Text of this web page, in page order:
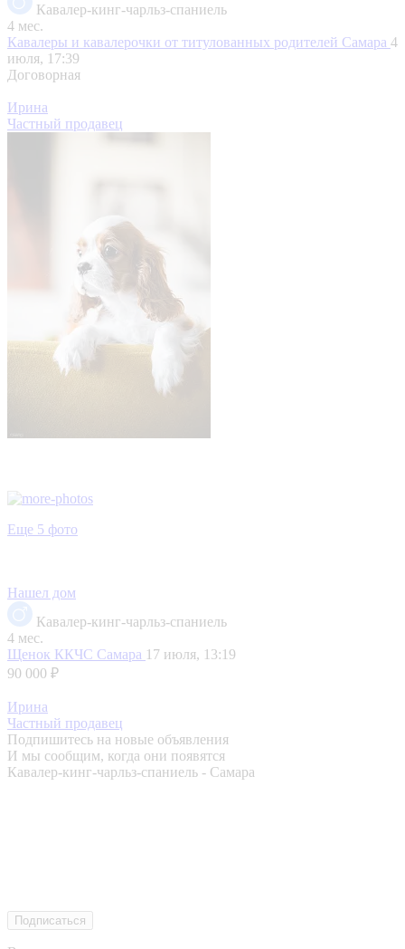
Кавалер-кинг-чарльз-спаниель
4 мес.
Кавалеры и кавалерочки от титулованных родителей Самара 4
июля, 17:39
Договорная
Ирина
Частный продавец
Еще 5 фото
Нашел дом
Кавалер-кинг-чарльз-спаниель
4 мес.
Щенок ККЧС Самара 17 июля, 13:19
90 000 ₽
Ирина
Частный продавец
Подпишитесь на новые объявления
И мы сообщим, когда они появятся
Кавалер-кинг-чарльз-спаниель - Самара
Подписаться